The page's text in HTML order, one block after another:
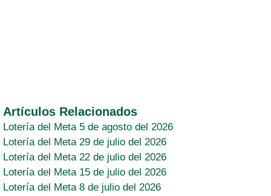
Artículos Relacionados
Lotería del Meta 5 de agosto del 2026
Lotería del Meta 29 de julio del 2026
Lotería del Meta 22 de julio del 2026
Lotería del Meta 15 de julio del 2026
Lotería del Meta 8 de julio del 2026